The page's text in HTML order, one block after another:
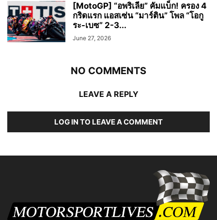
[MotoGP] “อพริเลีย” คัมแบ็ก! ครอง 4
กริดแรก แอสเซ่น “มาร์ติน” โพล “โอกู
ระ-เบซ” 2-3...
June 27, 2026
NO COMMENTS
LEAVE A REPLY
LOG IN TO LEAVE A COMMENT